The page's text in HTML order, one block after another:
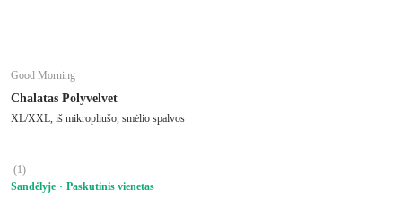
Good Morning
Chalatas Polyvelvet
XL/XXL, iš mikropliušo, smėlio spalvos
(1)
Sandėlyje
Paskutinis vienetas